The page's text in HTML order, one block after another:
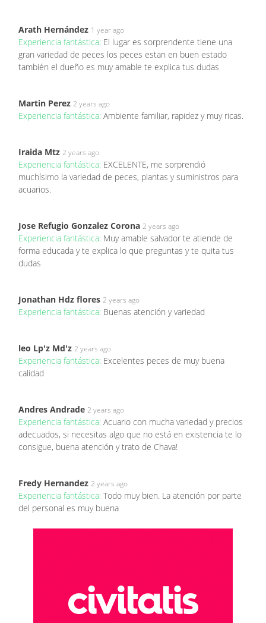
Arath Hernández 1 year ago
Experiencia fantástica: El lugar es sorprendente tiene una
gran variedad de peces los peces estan en buen estado
también el dueño es muy amable te explica tus dudas
Martin Perez 2 years ago
Experiencia fantástica: Ambiente familiar, rapidez y muy ricas.
Iraida Mtz 2 years ago
Experiencia fantástica: EXCELENTE, me sorprendió
muchísimo la variedad de peces, plantas y suministros para
acuarios.
Jose Refugio Gonzalez Corona 2 years ago
Experiencia fantástica: Muy amable salvador te atiende de
forma educada y te explica lo que preguntas y te quita tus
dudas
Jonathan Hdz flores 2 years ago
Experiencia fantástica: Buenas atención y variedad
leo Lp'z Md'z 2 years ago
Experiencia fantástica: Excelentes peces de muy buena
calidad
Andres Andrade 2 years ago
Experiencia fantástica: Acuario con mucha variedad y precios
adecuados, si necesitas algo que no está en existencia te lo
consigue, buena atención y trato de Chava!
Fredy Hernandez 2 years ago
Experiencia fantástica: Todo muy bien. La atención por parte
del personal es muy buena